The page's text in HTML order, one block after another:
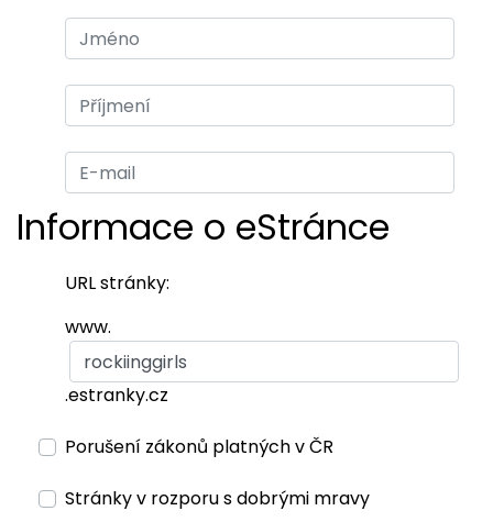
Informace o eStránce
URL stránky:
www.
.estranky.cz
Porušení zákonů platných v ČR
Stránky v rozporu s dobrými mravy